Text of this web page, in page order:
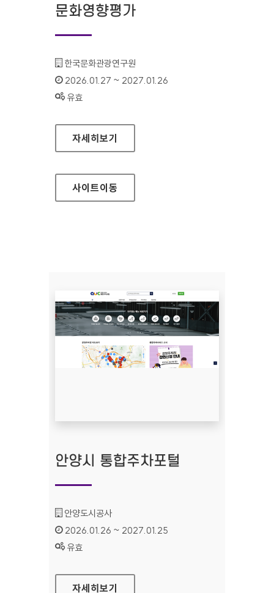
문화영향평가
기관명 :
한국문화관광연구원
인증기간 :
2026.01.27 ~ 2027.01.26
상태 :
유효
문화영향평가
자세히보기
사이트이동
안양시 통합주차포털
기관명 :
안양도시공사
인증기간 :
2026.01.26 ~ 2027.01.25
상태 :
유효
안양시 통합주차포털
자세히보기